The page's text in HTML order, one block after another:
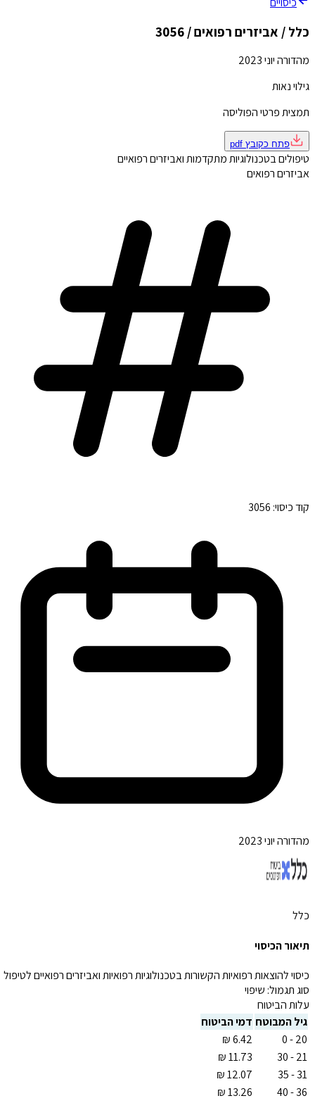
כלל / אביזרים רפואים / 3056
מהדורה יוני 2023
גילוי נאות
תמצית פרטי הפוליסה
פתח כקובץpdf
טיפולים בטכנולוגיות מתקדמות ואביזרים רפואיים
אביזרים רפואים
קוד כיסוי:3056
מהדורה יוני 2023
כלל
תיאור הכיסוי
כיסוי להוצאות רפואיות הקשורות בטכנולוגיות רפואיות ואביזרים רפואיים לטיפול
סוג תגמול:שיפוי
עלות הביטוח
גיל המבוטחדמי הביטוח
20 - 0
21 - 30
31 - 35
36 - 40